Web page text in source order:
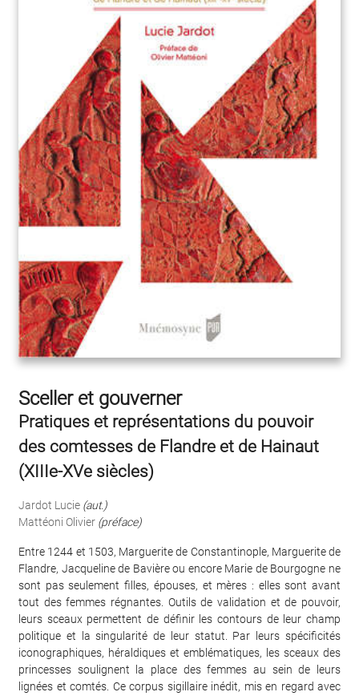
Sceller et gouverner
Pratiques et représentations du pouvoir
des comtesses de Flandre et de Hainaut
(XIIIe-XVe siècles)
Jardot Lucie (aut.)
Mattéoni Olivier (préface)
Entre 1244 et 1503, Marguerite de Constantinople, Marguerite de
Flandre, Jacqueline de Bavière ou encore Marie de Bourgogne ne
sont pas seulement filles, épouses, et mères : elles sont avant
tout des femmes régnantes. Outils de validation et de pouvoir,
leurs sceaux permettent de définir les contours de leur champ
politique et la singularité de leur statut. Par leurs spécificités
iconographiques, héraldiques et emblématiques, les sceaux des
princesses soulignent la place des femmes au sein de leurs
lignées et comtés. Ce corpus sigillaire inédit, mis en regard avec